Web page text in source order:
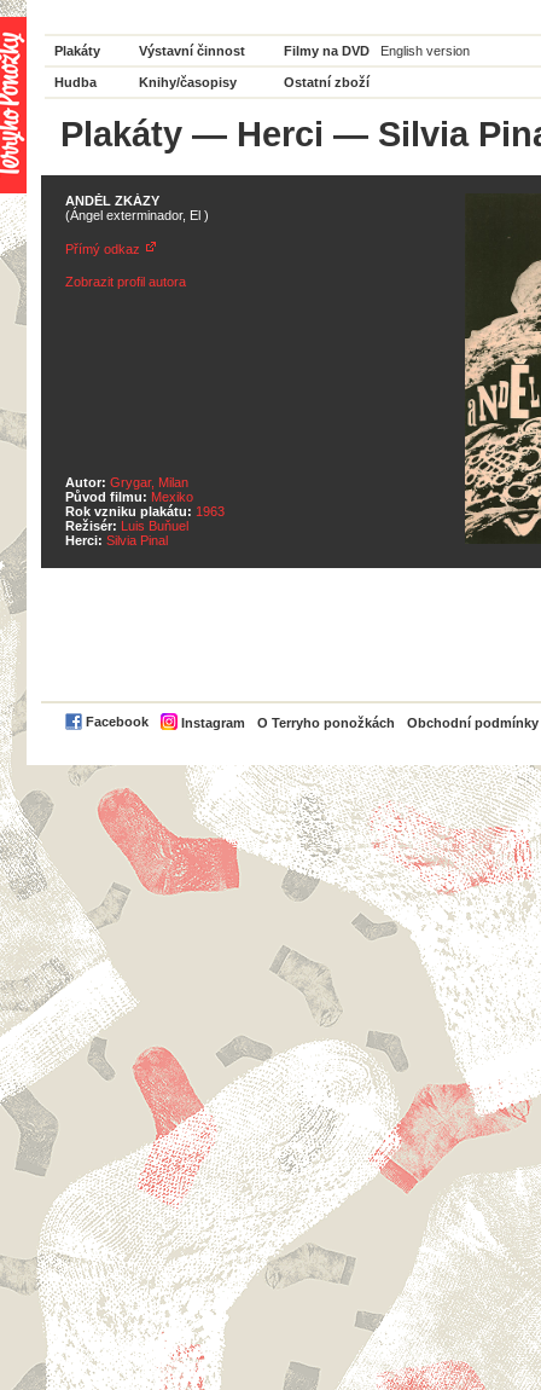
Plakáty Výstavní činnost Filmy na DVD English version
Hudba Knihy/časopisy Ostatní zboží
Plakáty — Herci — Silvia
ANDĚL ZKÁZY
(Ángel exterminador, El )
Přímý odkaz
Zobrazit profil autora
Autor: Grygar, Milan
Původ filmu: Mexiko
Rok vzniku plakátu: 1963
Režisér: Luis Buňuel
Herci: Silvia Pinal
Facebook Instagram O Terryho ponožkách Obchodní podmínky
PayPal